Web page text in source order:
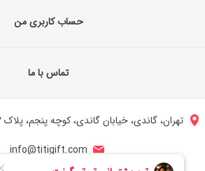
حساب کاربری من
تماس با ما
تهران، گاندی، خیابان گاندی، کوچه پنجم، پلاک 22، طبقه: 7، واحد 702
info@titigift.com